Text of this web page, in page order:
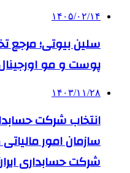
۱۴۰۵/۰۲/۱۴
سلین بیوتی؛ مرجع
پوست و مو
۱۴۰۳/۱۱/۲۸
انتخاب شرکت
سازمان امور
شرکت حسابداری